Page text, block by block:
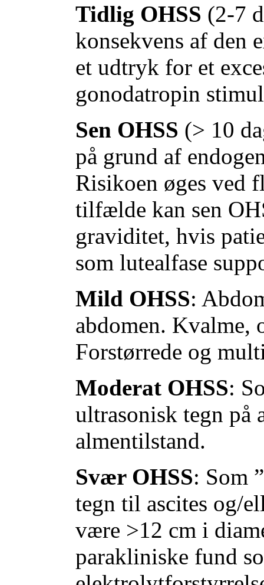
Tidlig OHSS (2-7
konsekvens af den
et udtryk for et
gonodatropin
Sen OHSS (> 10
på grund af
Risikoen øges ved
tilfælde kan sen
graviditet, hvis
som lutealfase
Mild OHSS:
abdomen. Kvalme,
Forstørrede og
Moderat OHSS:
ultrasonisk tegn på
almentilstand.
Svær OHSS: Som
tegn til ascites og/
være >12 cm i
parakliniske fund